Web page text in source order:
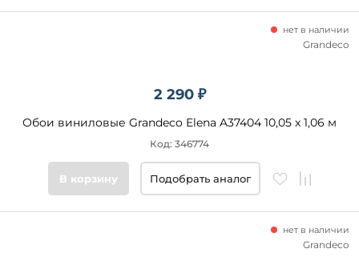
2 290 ₽
Обои виниловые Grandeco Elena A37404 10,05 x 1,06 м
нет в наличии
Код: 346774
Grandeco
В корзину Подобрать аналог
нет в наличии
Grandeco